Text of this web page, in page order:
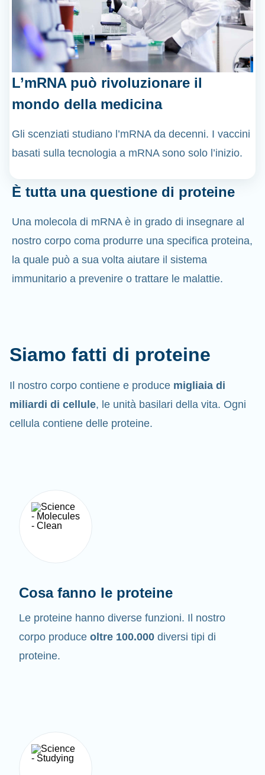
L’mRNA può rivoluzionare il
mondo della medicina
Gli scenziati studiano l’mRNA da decenni. I vaccini
basati sulla tecnologia a mRNA sono solo l’inizio.
È tutta una questione di proteine
Una molecola di mRNA è in grado di insegnare al
nostro corpo coma produrre una specifica proteina,
la quale può a sua volta aiutare il sistema
immunitario a prevenire o trattare le malattie.
Siamo fatti di proteine
Il nostro corpo contiene e produce migliaia di
miliardi di cellule, le unità basilari della vita. Ogni
cellula contiene delle proteine.
Cosa fanno le proteine
Le proteine hanno diverse funzioni. Il nostro
corpo produce oltre 100.000 diversi tipi di
proteine.